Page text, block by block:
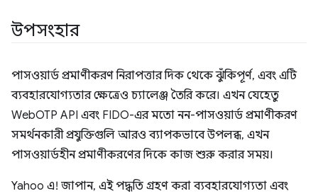
উপসংহার
পাসওয়ার্ড প্রমাণীকরণ নিরাপত্তার দিক থেকে ঝুঁকিপূর্ণ, এবং এটি
ব্যবহারযোগ্যতার ক্ষেত্রেও চ্যালেঞ্জ তৈরি করে। এখন যেহেতু
WebOTP API এবং FIDO-এর মতো নন-পাসওয়ার্ড প্রমাণীকরণ
সমর্থনকারী প্রযুক্তিগুলি আরও ব্যাপকভাবে উপলব্ধ, এখন
পাসওয়ার্ডহীন প্রমাণীকরণের দিকে কাজ শুরু করার সময়।
Yahoo এ! জাপান, এই পদ্ধতি গ্রহণ করা ব্যবহারযোগ্যতা এবং